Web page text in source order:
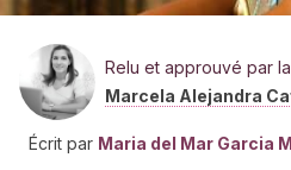
Relu et approuvé par
Marcela Alejandra
Écrit par Maria del Mar Garcia